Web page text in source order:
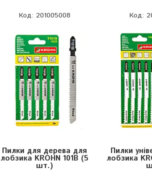
201005008
Пилки для дерева для
лобзика KROHN 101B (5
шт.)
Пилки
лобзика